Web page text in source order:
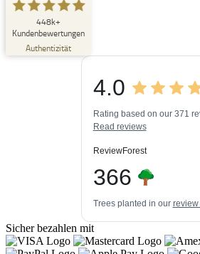
448k+
Kundenbewertungen
Authentizität
SEHR GUT
4,84
/
5,00
3
ProvenExpert.com
Blick aufs ProvenExpert-Profil werfen
06.08.2026
4.0
Rating based on our 371
Read reviews
ReviewForest
366
Trees planted in our review
Sicher bezahlen mit